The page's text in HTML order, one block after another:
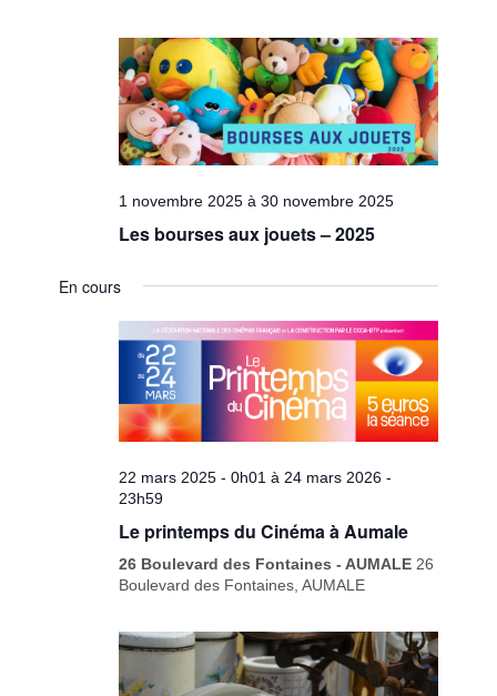
1 novembre 2025 à30 novembre 2025
Les bourses aux jouets – 2025
En cours
22 mars 2025 - 0h01 à24 mars 2026 -
23h59
Le printemps du Cinéma à Aumale
26 Boulevard des Fontaines - AUMALE26
Boulevard des Fontaines, AUMALE